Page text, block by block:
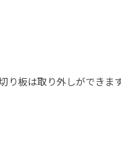
り板は取り外しができま